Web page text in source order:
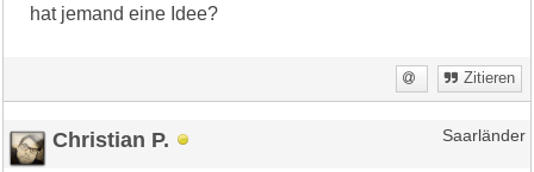
hat jemand eine Idee?
Zitieren
Christian P. Saarländer